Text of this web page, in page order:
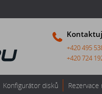
+420 495
+420 724
Konfigurátor disků